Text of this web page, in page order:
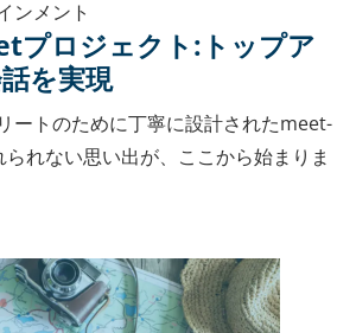
ンメント
プロジェクト:トップア
を実現
ートのために丁寧に設計されたmeet-
れない思い出が、ここから始まりま